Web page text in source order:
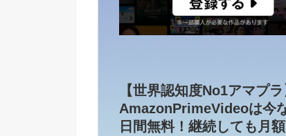
【世界認知度No1アマプラ
AmazonPrimeVideoは今
日間無料！継続しても月